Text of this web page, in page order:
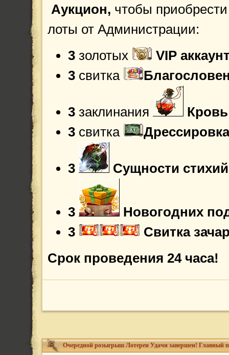
Аукцион, чтобы
лоты от Администрации:
3 золотых
VIP
3 свитка
3 заклинания
3 свитка
3 Сущности стихий
3
Новогодних
3
Свитка
Срок проведения 24 часа!